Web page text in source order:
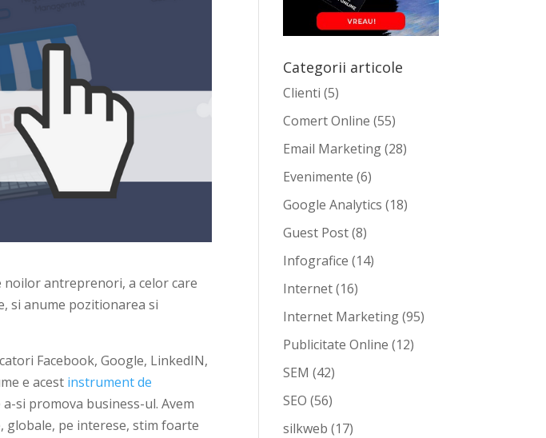
noilor antreprenori, a celor care
si anume pozitionarea si
Facebook, Google, LinkedIN,
e acest instrument de
si promova business-ul. Avem
globale, pe interese, stim foarte
Categorii articole
Clienti (5)
Comert Online (55)
Email Marketing(28)
Evenimente (6)
Google Analytics (18)
Guest Post(8)
Infografice (14)
Internet(16)
Internet Marketing(95)
Publicitate Online (12)
SEM (42)
SEO (56)
silkweb (17)